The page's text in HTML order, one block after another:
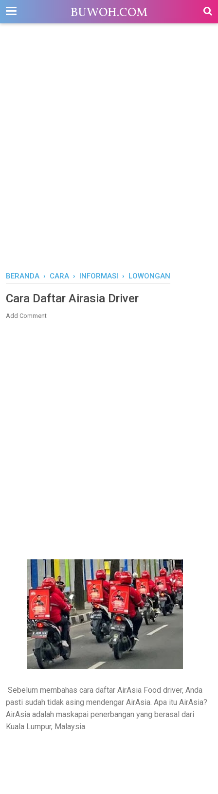
--> BUWOH.COM
BERANDA › CARA › INFORMASI › LOWONGAN
Cara Daftar Airasia Driver
Add Comment
Sebelum membahas cara daftar AirAsia Food driver, Anda
pasti sudah tidak asing mendengar AirAsia. Apa itu AirAsia?
AirAsia adalah maskapai penerbangan yang berasal dari
Kuala Lumpur, Malaysia.